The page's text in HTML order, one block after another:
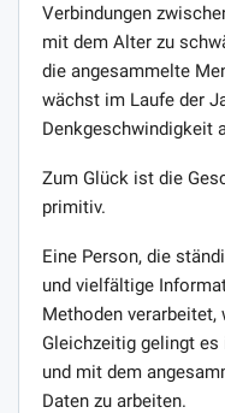
Verbindungen
mit dem Alter zu
die angesammelte
wächst im Laufe der
Denkgeschwindigkeit
Zum Glück ist die
primitiv.
Eine Person, die
und vielfältige
Methoden verarbeitet,
Gleichzeitig gelingt es
und mit dem
Daten zu arbeiten.